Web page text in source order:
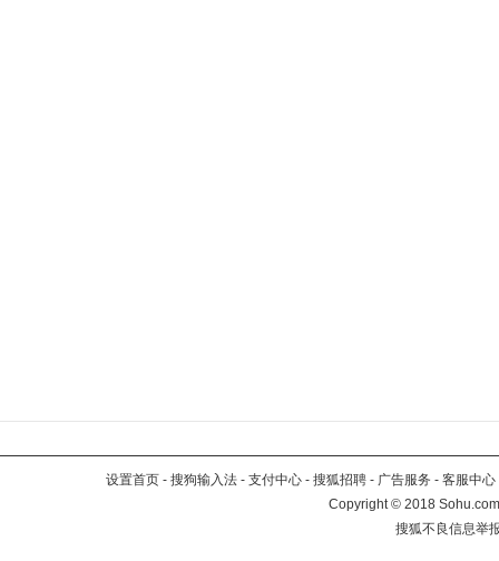
设置首页 - 搜狗输入法 - 支付中心 - 搜狐招聘 - 广告服务 - 客服中心
Copyright©2018
搜狐不良信息举